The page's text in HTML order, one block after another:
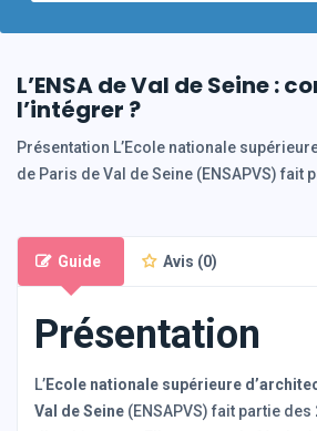
L’ENSA de Val de Seine :
l’intégrer ?
Présentation L’Ecole nationale
de Paris de Val de Seine (ENSAPVS) fait
Guide Avis (0)
Présentation
L’Ecole nationale supérieure
Val de Seine (ENSAPVS) fait partie